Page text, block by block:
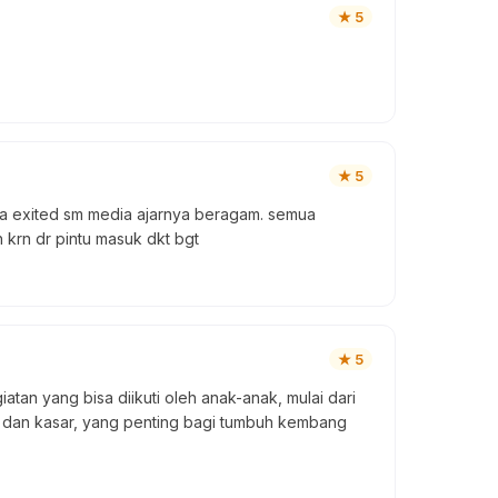
★ 5
★ 5
sm media ajarnya beragam. semua
krn dr pintu masuk dkt bgt
★ 5
yang bisa diikuti oleh anak-anak, mulai dari
kasar, yang penting bagi tumbuh kembang